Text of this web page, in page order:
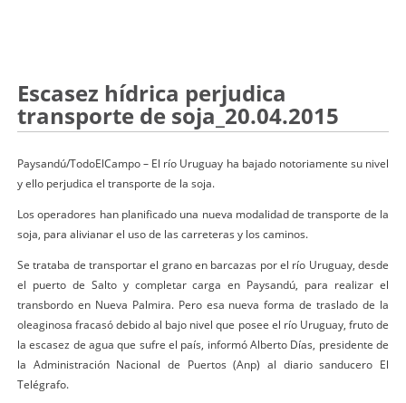
Escasez hídrica perjudica
transporte de soja_20.04.2015
Paysandú/TodoElCampo – El río Uruguay ha bajado notoriamente su nivel
y ello perjudica el transporte de la soja.
Los operadores han planificado una nueva modalidad de transporte de la
soja, para alivianar el uso de las carreteras y los caminos.
Se trataba de transportar el grano en barcazas por el río Uruguay, desde
el puerto de Salto y completar carga en Paysandú, para realizar el
transbordo en Nueva Palmira. Pero esa nueva forma de traslado de la
oleaginosa fracasó debido al bajo nivel que posee el río Uruguay, fruto de
la escasez de agua que sufre el país, informó Alberto Días, presidente de
la Administración Nacional de Puertos (Anp) al diario sanducero El
Telégrafo.